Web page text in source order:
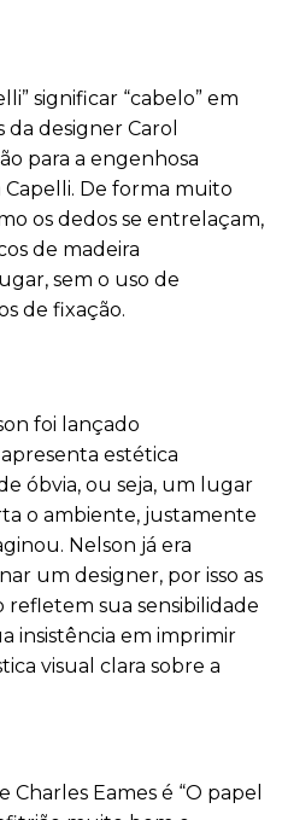
significar “cabelo” em
da designer Carol
para a engenhosa
De forma muito
os dedos se entrelaçam,
de madeira
sem o uso de
de fixação.
foi lançado
estética
óbvia, ou seja, um lugar
o ambiente, justamente
Nelson já era
um designer, por isso as
refletem sua sensibilidade
insistência em imprimir
visual clara sobre a
Eames é “O papel